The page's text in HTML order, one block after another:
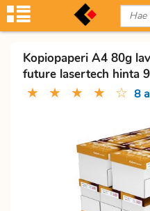
Kopiopaperi A4 80g
future lasertech hinta
★ ★ ★ ★ ☆ 8